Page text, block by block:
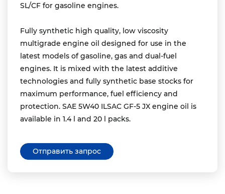
SL/CF for gasoline engines.
Fully synthetic high quality, low viscosity
multigrade engine oil designed for use in the
latest models of gasoline, gas and dual-fuel
engines. It is mixed with the latest additive
technologies and fully synthetic base stocks for
maximum performance, fuel efficiency and
protection. SAE 5W40 ILSAC GF-5 JX engine oil is
available in 1.4 l and 20 l packs.
Отправить запрос